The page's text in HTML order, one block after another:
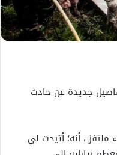
جديدة عن حادث
، أنه؛ أتيحت لي